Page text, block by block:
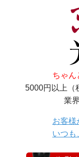
ちゃん
5000円以上（
業
お客様
いつも